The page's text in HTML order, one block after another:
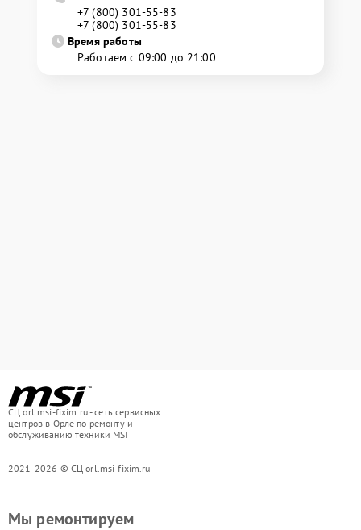
+7 (800) 301-55-83
+7 (800) 301-55-83
Время работы
Работаем с 09:00 до 21:00
СЦ orl.msi-fixim.ru - сеть сервисных
центров в Орле по ремонту и
обслуживанию техники MSI
2021-2026 © СЦ orl.msi-fixim.ru
Мы ремонтируем